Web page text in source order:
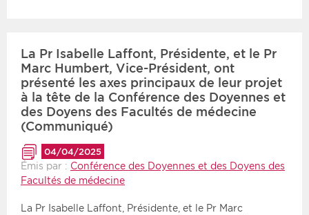
La Pr Isabelle Laffont, Présidente, et le Pr
Marc Humbert, Vice-Président, ont
présenté les axes principaux de leur projet
à la tête de la Conférence des Doyennes et
des Doyens des Facultés de médecine
(Communiqué)
04/04/2025
Émis par : Conférence des Doyennes et des Doyens des
Facultés de médecine
La Pr Isabelle Laffont, Présidente, et le Pr Marc